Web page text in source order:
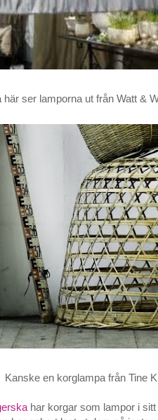
här ser lamporna ut från Watt &
Kanske en korglampa från Tine
har korgar som lampor i